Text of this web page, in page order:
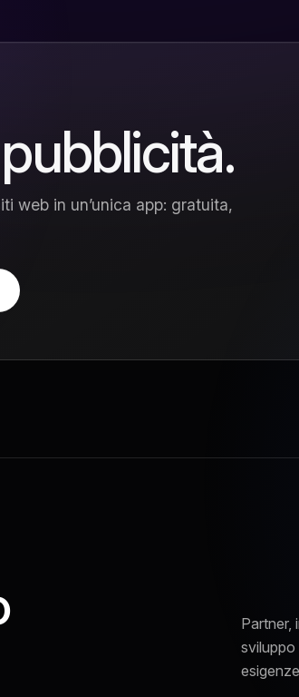
web in un’unica app: gratuita,
Partner,
sviluppo